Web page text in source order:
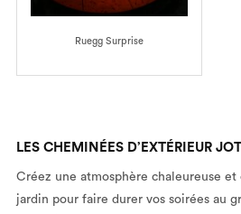
Ruegg Surprise
LES CHEMINÉES D’EXTÉRIEUR
Créez une atmosphère chaleureuse et
jardin pour faire durer vos soirées au